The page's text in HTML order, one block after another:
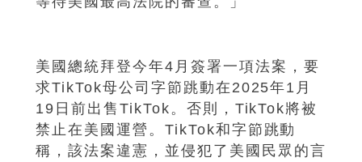
美國總統拜登今年4月簽署一項法案，要
求TikTok母公司字節跳動在2025年1月
19日前出售TikTok。否則，TikTok將被
禁止在美國運營。TikTok和字節跳動
稱，該法案違憲，並侵犯了美國民眾的言